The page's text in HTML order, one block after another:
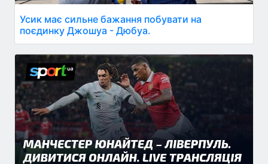
Усик має сильне бажання побувати на
поєдинку Джошуа - Дюбуа.